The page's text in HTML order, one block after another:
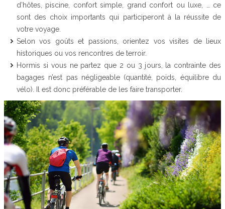
d’hôtes, piscine, confort simple, grand confort ou luxe, … ce
sont des choix importants qui participeront à la réussite de
votre voyage.
Selon vos goûts et passions, orientez vos visites de lieux
historiques ou vos rencontres de terroir.
Hormis si vous ne partez que 2 ou 3 jours, la contrainte des
bagages n’est pas négligeable (quantité, poids, équilibre du
vélo). Il est donc préférable de les faire transporter.